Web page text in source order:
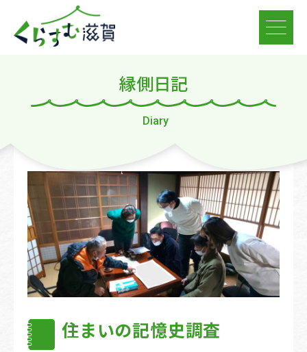
縁側日記
Diary
住まいの記憶史調査